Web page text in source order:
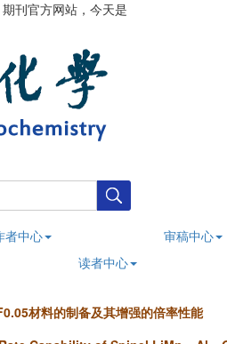
刊官方网站，今天是
者中心
读者中心
审稿中心
材料的制备及其增强的倍率性能